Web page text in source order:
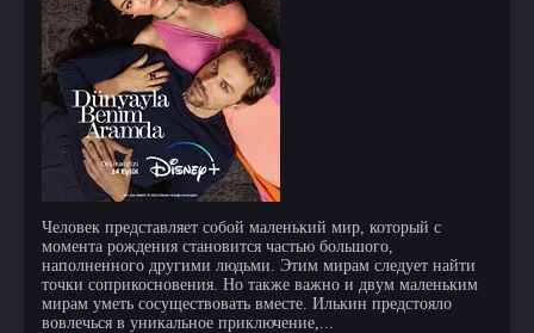
Человек представляет собой маленький мир, который с
момента рождения становится частью большого,
наполненного другими людьми. Этим мирам следует найти
точки соприкосновения. Но также важно и двум маленьким
мирам уметь сосуществовать вместе. Илькин предстояло
вовлечься в уникальное приключение,...